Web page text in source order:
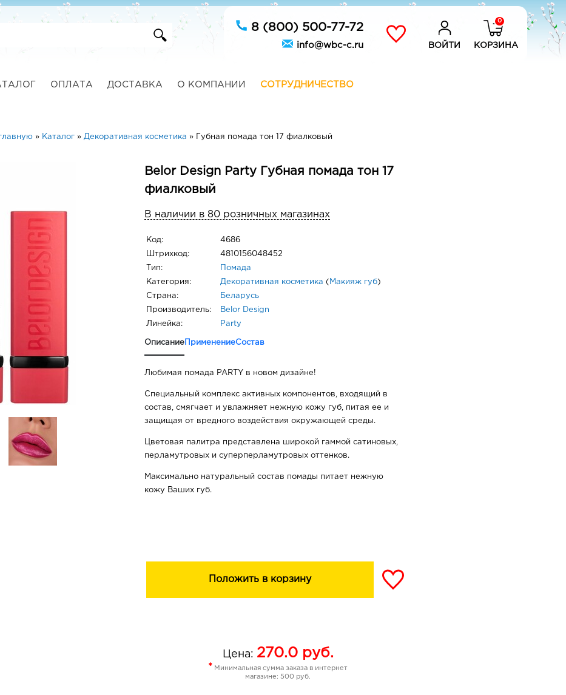
8 (800) 500-77-72
info@wbc-c.ru ВОЙТИ
0
КОРЗИНА
ОПЛАТА ДОСТАВКА О КОМПАНИИ СОТРУДНИЧЕСТВО
» Каталог» Декоративная косметика » Губная помада тон 17 фиалковый
Belor Design Party Губная помада тон 17
фиалковый
В наличии в 80 розничных магазинах
Код: 4686
Штрихкод: 4810156048452
Тип: Помада
Категория: Декоративная косметика ( Макияж губ)
Страна: Беларусь
Производитель: Belor Design
Линейка: Party
Описание ПрименениеСостав
Любимая помада PARTY в новом дизайне!
Специальный комплекс активных компонентов, входящий в
состав, смягчает и увлажняет нежную кожу губ, питая ее и
защищая от вредного воздействия окружающей среды.
Цветовая палитра представлена широкой гаммой сатиновых,
перламутровых и суперперламутровых оттенков.
Максимально натуральный состав помады питает нежную
кожу Ваших губ.
Положить в корзину
Цена: 270.0руб.
* Минимальная сумма заказа в интернет
магазине: 500 руб.